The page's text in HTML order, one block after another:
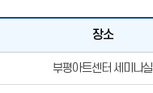
장소
부평아트센터 세미나실